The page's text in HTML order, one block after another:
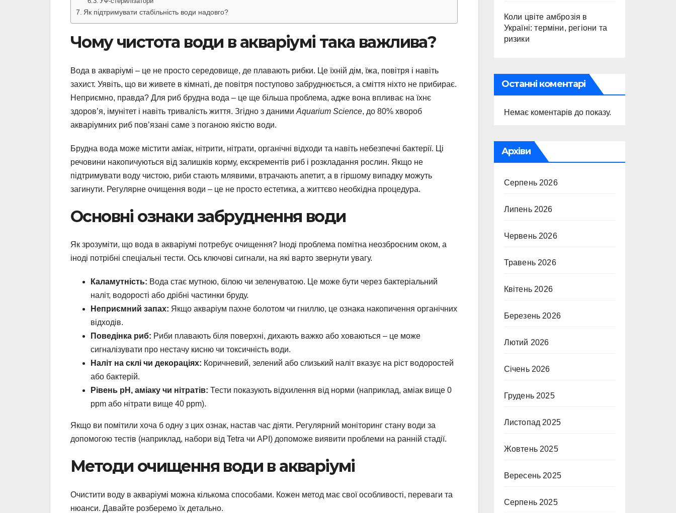
Як підтримувати стабільність води надовго?
Чому чистота води в акваріумі така важлива?
Вода в акваріумі – це не просто середовище, де плавають рибки. Це їхній дім, їжа, повітря і навіть
захист. Уявіть, що ви живете в кімнаті, де повітря поступово забруднюється, а сміття ніхто не прибирає.
Неприємно, правда? Для риб брудна вода – це ще більша проблема, адже вона впливає на їхнє
здоров’я, імунітет і навіть тривалість життя. Згідно з даними Aquarium Science, до 80% хвороб
акваріумних риб пов’язані саме з поганою якістю води.
Брудна вода може містити аміак, нітрити, нітрати, органічні відходи та навіть небезпечні бактерії. Ці
речовини накопичуються від залишків корму, екскрементів риб і розкладання рослин. Якщо не
підтримувати воду чистою, риби стають млявими, втрачають апетит, а в гіршому випадку можуть
загинути. Регулярне очищення води – це не просто естетика, а життєво необхідна процедура.
Основні ознаки забруднення води
Як зрозуміти, що вода в акваріумі потребує очищення? Іноді проблема помітна неозброєним оком, а
іноді потрібні спеціальні тести. Ось ключові сигнали, на які варто звернути увагу.
Каламутність: Вода стає мутною, білою чи зеленуватою. Це може бути через бактеріальний
наліт, водорості або дрібні частинки бруду.
Неприємний запах: Якщо акваріум пахне болотом чи гниллю, це ознака накопичення органічних
відходів.
Поведінка риб: Риби плавають біля поверхні, дихають важко або ховаються – це може
сигналізувати про нестачу кисню чи токсичність води.
Наліт на склі чи декораціях: Коричневий, зелений або слизький наліт вказує на ріст водоростей
або бактерій.
Рівень pH, аміаку чи нітратів: Тести показують відхилення від норми (наприклад, аміак вище 0
ppm або нітрати вище 40 ppm).
Якщо ви помітили хоча б одну з цих ознак, настав час діяти. Регулярний моніторинг стану води за
допомогою тестів (наприклад, набори від Tetra чи API) допоможе виявити проблеми на ранній стадії.
Методи очищення води в акваріумі
Очистити воду в акваріумі можна кількома способами. Кожен метод має свої особливості, переваги та
нюанси. Давайте розберемо їх детально.
Коли цвіте амброзія в
Україні: терміни, регіони та
ризики
Останні коментарі
Немає коментарів до показу.
Архіви
Серпень 2026
Липень 2026
Червень 2026
Травень 2026
Квітень 2026
Березень 2026
Лютий 2026
Січень 2026
Грудень 2025
Листопад 2025
Жовтень 2025
Вересень 2025
Серпень 2025